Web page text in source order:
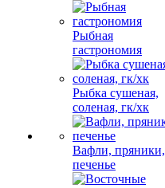
Рыбная
гастрономия
Рыбка сушеная,
соленая, гк/хк
Вафли, пряники,
печенье